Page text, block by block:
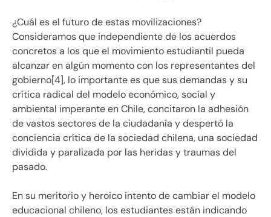
¿Cuál es el futuro de estas movilizaciones?
Consideramos que independiente de los acuerdos
concretos a los que el movimiento estudiantil pueda
alcanzar en algún momento con los representantes del
gobierno[4], lo importante es que sus demandas y su
crítica radical del modelo económico, social y
ambiental imperante en Chile, concitaron la adhesión
de vastos sectores de la ciudadanía y despertó la
conciencia crítica de la sociedad chilena, una sociedad
dividida y paralizada por las heridas y traumas del
pasado.
En su meritorio y heroico intento de cambiar el modelo
educacional chileno, los estudiantes están indicando